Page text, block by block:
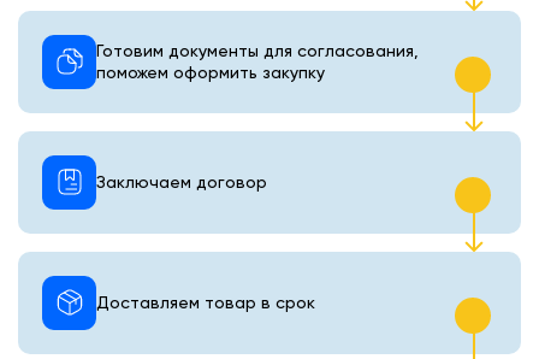
Готовим документы для согласования,
поможем оформить закупку
Доставляем товар в срок
Заключаем договор